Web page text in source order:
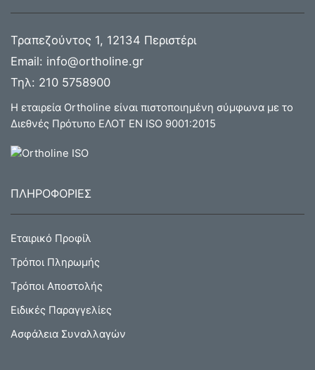
Τραπεζούντος 1, 12134 Περιστέρι
Email: info@ortholine.gr
Τηλ: 210 5758900
Η εταιρεία Ortholine είναι πιστοποιημένη σύμφωνα με το
Διεθνές Πρότυπο ΕΛΟΤ ΕΝ ISO 9001:2015
ΠΛΗΡΟΦΟΡΙΕΣ
Εταιρικό Προφίλ
Τρόποι Πληρωμής
Τρόποι Αποστολής
Ειδικές Παραγγελίες
Ασφάλεια Συναλλαγών